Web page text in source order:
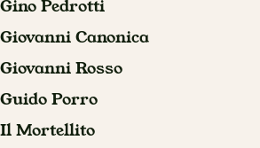
Gino Pedrotti
Giovanni Canonica
Giovanni Rosso
Guido Porro
Il Mortellito